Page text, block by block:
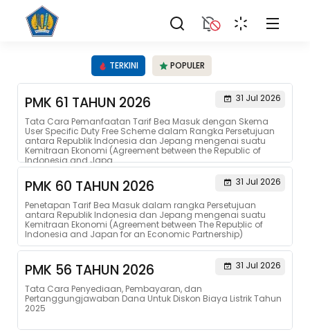
TERKINI POPULER
PMK 61 TAHUN 2026
31 Jul 2026
Tata Cara Pemanfaatan Tarif Bea Masuk dengan Skema
User Specific Duty Free Scheme dalam Rangka Persetujuan
antara Republik Indonesia dan Jepang mengenai suatu
Kemitraan Ekonomi (Agreement between the Republic of
Indonesia and Japa...
PMK 60 TAHUN 2026
31 Jul 2026
Penetapan Tarif Bea Masuk dalam rangka Persetujuan
antara Republik Indonesia dan Jepang mengenai suatu
Kemitraan Ekonomi (Agreement between The Republic of
Indonesia and Japan for an Economic Partnership)
PMK 56 TAHUN 2026
31 Jul 2026
Tata Cara Penyediaan, Pembayaran, dan
Pertanggungjawaban Dana Untuk Diskon Biaya Listrik Tahun
2025